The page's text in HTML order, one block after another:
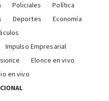
Policiales
Política
Deportes
Economía
Impulso Empresarial
Elonce en vivo
en vivo